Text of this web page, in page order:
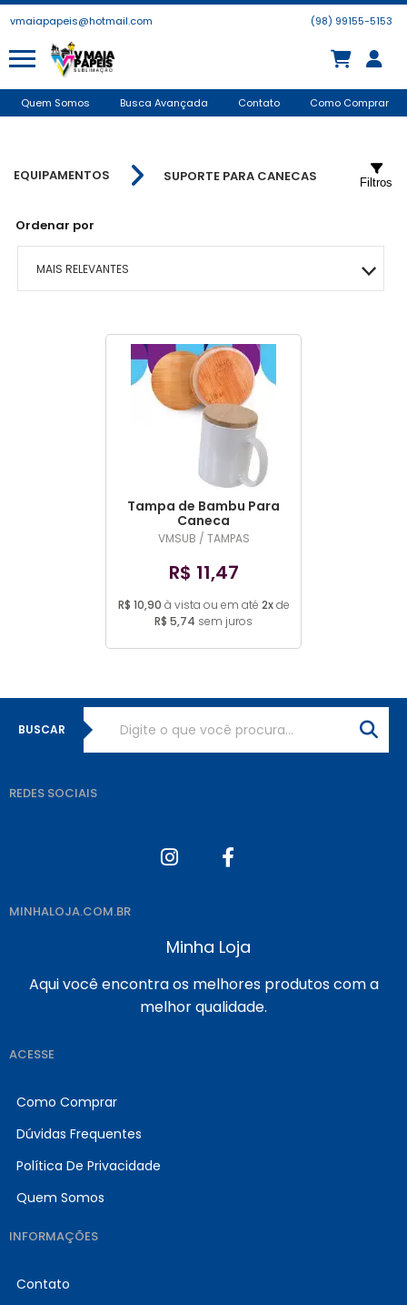
Quem Somos Busca Avançada Contato Como Comprar
vmaiapapeis@hotmail.com (98) 99155-5153
EQUIPAMENTOS SUPORTE PARA CANECAS
Ordenar por
MAIS RELEVANTES
Filtros
Tampa de Bambu Para
Caneca
VMSUB / TAMPAS
R$ 11,47
R$ 10,90 à vista ou em até 2xde
R$ 5,74 sem juros
BUSCAR
REDES SOCIAIS
MINHALOJA.COM.BR
Minha Loja
Aqui você encontra os melhores produtos com a
melhor qualidade.
ACESSE
Como Comprar
Dúvidas Frequentes
Política De Privacidade
Quem Somos
INFORMAÇÕES
Contato